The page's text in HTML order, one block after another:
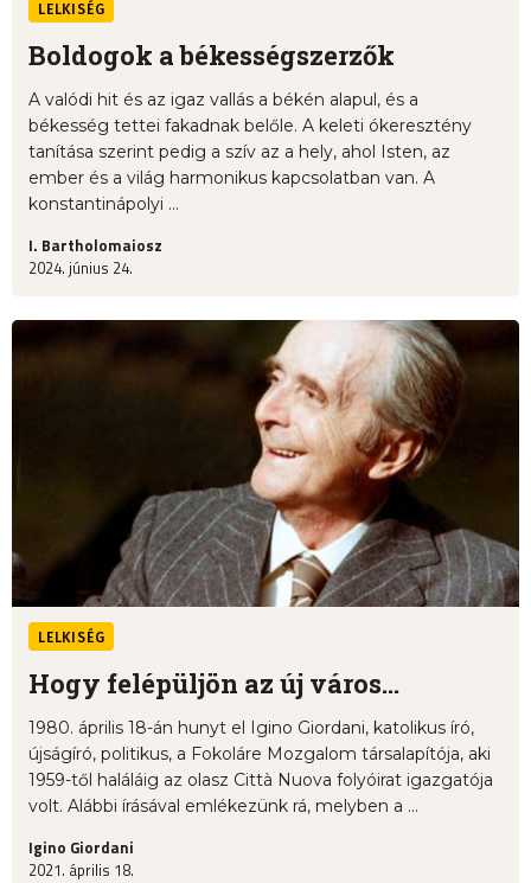
LELKISÉG
Boldogok a békességszerzők
A valódi hit és az igaz vallás a békén alapul, és a
békesség tettei fakadnak belőle. A keleti ókeresztény
tanítása szerint pedig a szív az a hely, ahol Isten, az
ember és a világ harmonikus kapcsolatban van. A
konstantinápolyi ...
I. Bartholomaiosz
2024. június 24.
LELKISÉG
Hogy felépüljön az új város...
1980. április 18-án hunyt el Igino Giordani, katolikus író,
újságíró, politikus, a Fokoláre Mozgalom társalapítója, aki
1959-től haláláig az olasz Città Nuova folyóirat igazgatója
volt. Alábbi írásával emlékezünk rá, melyben a ...
Igino Giordani
2021. április 18.